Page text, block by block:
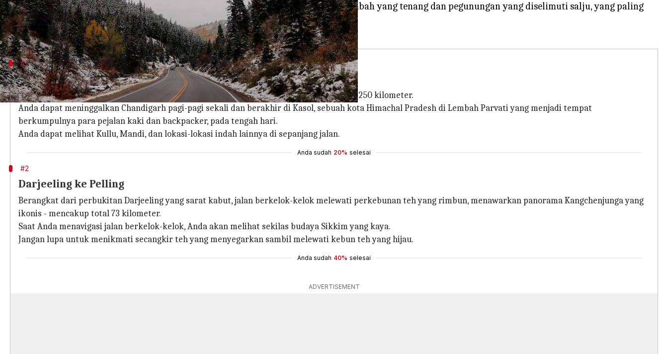
India memiliki banyak tempat yang indah untuk dikunjungi, termasuk lembah-lembah yang tenang dan pegunungan yang diselimuti salju, yang paling
baik dinikmati di musim dingin.
#1
Chandigarh ke Kasol
Mulailah perjalanan darat epik dari Chandigarh ke Kasol, menempuh jarak total sekitar 250 kilometer.
Anda dapat meninggalkan Chandigarh pagi-pagi sekali dan berakhir di Kasol, sebuah kota Himachal Pradesh di Lembah Parvati yang menjadi tempat
berkumpulnya para pejalan kaki dan backpacker, pada tengah hari.
Anda dapat melihat Kullu, Mandi, dan lokasi-lokasi indah lainnya di sepanjang jalan.
Anda sudah 20% selesai
#2
Darjeeling ke Pelling
Berangkat dari perbukitan Darjeeling yang sarat kabut, jalan berkelok-kelok melewati perkebunan teh yang rimbun, menawarkan panorama Kangchenjunga yang
ikonis - mencakup total 73 kilometer.
Saat Anda menavigasi jalan berkelok-kelok, Anda akan melihat sekilas budaya Sikkim yang kaya.
Jangan lupa untuk menikmati secangkir teh yang menyegarkan sambil melewati kebun teh yang hijau.
Anda sudah 40% selesai
ADVERTISEMENT